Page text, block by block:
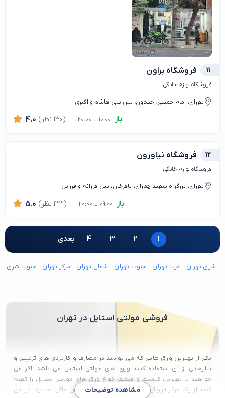
11 فروشگاه براون
فروشگاه لوازم خانگی
تهران، امام خمینی، جیحون، بین بنی هاشم و اکبری
باز 4.0 (130 نظر)
12 فروشگاه نیاورون
فروشگاه لوازم خانگی
تهران، بزرگراه شهید چمران، باقرخان، بین فرزانه و فرزین
باز 5.0 (133 نظر)
1
2
3
4 بعدی
شرق تهران غرب تهران جنوب تهران شمال تهران مرکز تهران جنوب شرق
فروشی مولتی استایل در تهران
یکی از بهترین ورق هایی که می توانید در مصارف و کاربردی های تزئینی و
تبلیغاتی از آن استفاده کنید ورق های مولتی استایل می باشد. اگر می
خواهید با بهترین کیفیت و قیمت انواع ورق های مولتی استایل را تهیه
کنید از یک مرکز فروش خوب مولتی استایل در تهران غافل نمانید. در این
مشاهده توضیحات